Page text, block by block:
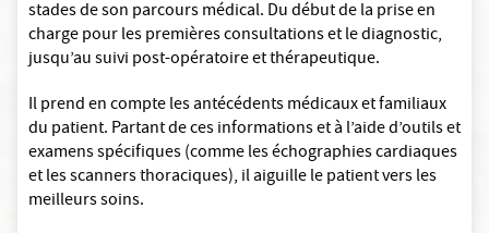
stades de son parcours médical. Du début de la prise en
charge pour les premières consultations et le diagnostic,
jusqu’au suivi post-opératoire et thérapeutique.
Il prend en compte les antécédents médicaux et familiaux
du patient. Partant de ces informations et à l’aide d’outils et
examens spécifiques (comme les échographies cardiaques
et les scanners thoraciques), il aiguille le patient vers les
meilleurs soins.